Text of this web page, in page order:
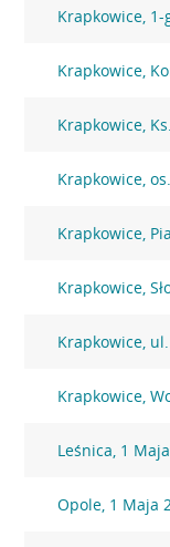
Krapkowice,
Krapkowice,
Krapkowice,
Krapkowice,
Krapkowice,
Krapkowice,
Krapkowice,
Krapkowice,
Leśnica, 1
Opole, 1 Maja